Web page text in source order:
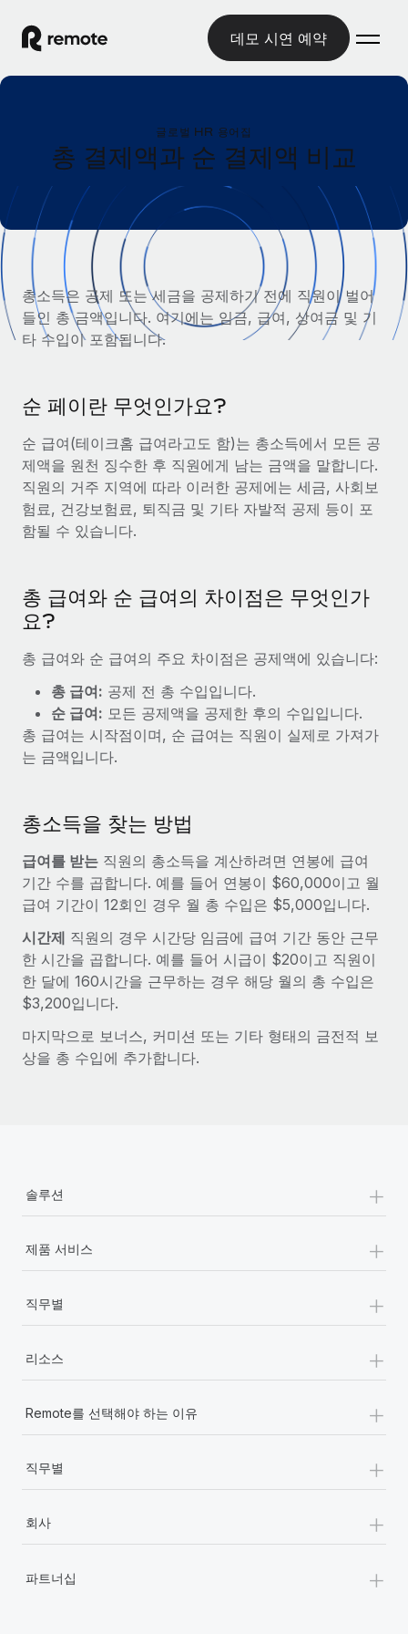
데모 시연 예약
글로벌 고용
글로벌 급여
규정을 준수하며 급여 지급을 손쉽게 처리
기록상 고용주(EOR)
법인 설립 비용 없이 전 세계로 사업을 확장
기록상 계약자
전 세계 계약자의 온보딩 및 관리
PEO
복잡한 고용 업무를 아웃소싱
인프라
HR을 워크플로에 매끄럽게 통합
연결
MCP를 사용하여 모든 AI 도구를 Remote에 연결 가능
통합
핵심 비즈니스 도구로 프로세스를 간소화
서비스
전문가 상담
글로벌 인사 및 규정 준수 업무 처리에 전문가 지원 제공
채용 후보자 심사 프로세스 간소화
Compliance Watchtower
규정 준수 관련 위험에 선제적으로 대응
기기 관리
전 세계 IT 장비 제공 및 추적 관리
직원 해외 이전을 간편하게 처리
손쉬운 직원 복리후생 관리
글로벌 서비스 제공
국가별 정보
국가별 글로벌 채용 지원 알아보기
미국 주별 정보
미국 모든 주 전역에서 채용 업무를 간소화
다른 업체들과 비교해보기
성장 단계
스타트업
성장하는 기업을 위한 민첩한 글로벌 HR 및 급여 솔루션
엔터프라이즈
REMOTE 파트너 되기
전략적 기술 파트너
플랫폼에 글로벌 HR을 유연하게 통합
Remote Build
곧 제공 예정
통합 및 AI 자동화 컨설팅
리소스
도구 및 계산기
오분류 리스크 평가 도구
국가별 직원 오분류 리스크 확인
계약자 지급 계산기
글로벌 계약직을 위한 통화 옵션과 지급 소요 시간 확인
REMOTE와 함께 배우기
리서치 및 가이드
HR 용어집
직무 설명 라이브러리
웨비나
이벤트
급여 및 인재 인사이트
인사이트 센터
지원받기
모든 리소스 보기
블로그
글로벌 급여
EOR 및 PEO
블로그
Remote Contractor Management Plus
장 적합 사람을 찾아 채용 및 관리하고 급여를 지급하도록 돕는 것
입니다. 이를 위해 최근 몇 주 동안 새로운...
자세히 알아보기
Shootsta가 Remote를 통해 네 개의 시장에서 글로벌
채용을 확장한 방법
비디오 콘텐츠를 활용한 마케팅이 계속해서 인기를 끌면서, 기업들
에게는 흥미롭고 전문적인 비디오 제작이 어느 때보다 중요해졌습
한국어
English
Nederlands
Français
Deutsch
Italiano
Português (Portugal)
日本語
한국어
로그인
글로벌 HR 용어집
총 결제액과 순 결제액 비교
총소득은 공제 또는 세금을 공제하기 전에 직원이 벌어
들인 총 금액입니다. 여기에는 임금, 급여, 상여금 및 기
타 수입이 포함됩니다.
순 페이란 무엇인가요?
순 급여(테이크홈 급여라고도 함)는 총소득에서 모든 공
제액을 원천 징수한 후 직원에게 남는 금액을 말합니다.
직원의 거주 지역에 따라 이러한 공제에는 세금, 사회보
험료, 건강보험료, 퇴직금 및 기타 자발적 공제 등이 포
함될 수 있습니다.
총 급여와 순 급여의 차이점은 무엇인가
요?
총 급여와 순 급여의 주요 차이점은 공제액에 있습니다:
총 급여: 공제 전 총 수입입니다.
순 급여: 모든 공제액을 공제한 후의 수입입니다.
총 급여는 시작점이며, 순 급여는 직원이 실제로 가져가
는 금액입니다.
총소득을 찾는 방법
급여를 받는 직원의 총소득을 계산하려면 연봉에 급여
기간 수를 곱합니다. 예를 들어 연봉이 $60,000이고 월
급여 기간이 12회인 경우 월 총 수입은 $5,000입니다.
시간제 직원의 경우 시간당 임금에 급여 기간 동안 근무
한 시간을 곱합니다. 예를 들어 시급이 $20이고 직원이
한 달에 160시간을 근무하는 경우 해당 월의 총 수입은
$3,200입니다.
마지막으로 보너스, 커미션 또는 기타 형태의 금전적 보
상을 총 수입에 추가합니다.
솔루션 +
제품 서비스 +
직무별 +
리소스 +
Remote를 선택해야 하는 이유 +
직무별 +
회사 +
파트너십 +